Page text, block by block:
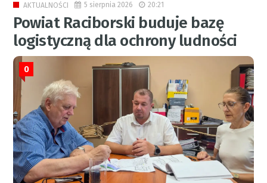
AKTUALNOŚCI 5 sierpnia 2026 20:21
Powiat Raciborski buduje bazę
logistyczną dla ochrony ludności
0